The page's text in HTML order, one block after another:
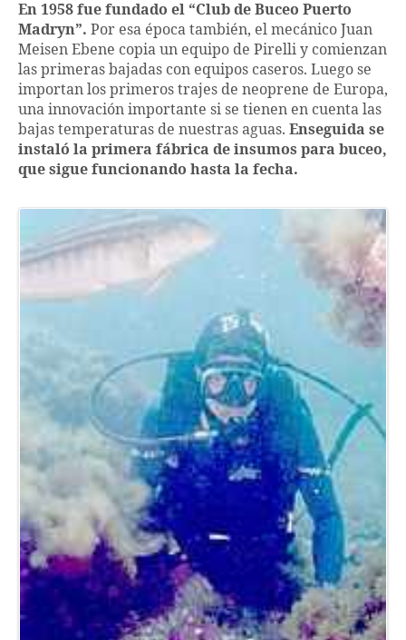
En 1958 fue fundado el “Club de Buceo Puerto
Madryn”. Por esa época también, el mecánico Juan
Meisen Ebene copia un equipo de Pirelli y comienzan
las primeras bajadas con equipos caseros. Luego se
importan los primeros trajes de neoprene de Europa,
una innovación importante si se tienen en cuenta las
bajas temperaturas de nuestras aguas. Enseguida se
instaló la primera fábrica de insumos para buceo,
que sigue funcionando hasta la fecha.